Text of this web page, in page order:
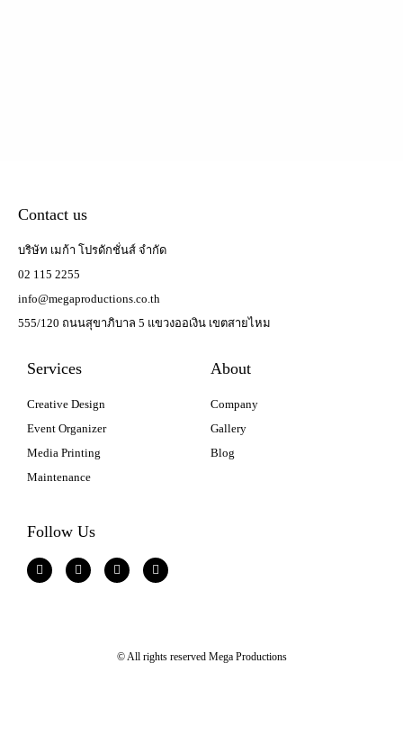
Contact us
บริษัท เมก้า โปรดักชั่นส์ จำกัด
02 115 2255
info@megaproductions.co.th
555/120 ถนนสุขาภิบาล 5 แขวงออเงิน เขตสายไหม
Services
Creative Design
Event Organizer
Media Printing
Maintenance
About
Company
Gallery
Blog
Follow Us
© All rights reserved Mega Productions